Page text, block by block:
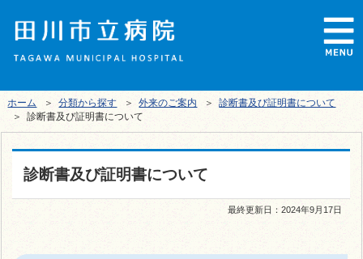
ホーム ＞分類から探す ＞外来のご案内 ＞診断書及び証明書について
＞ 診断書及び証明書について
診断書及び証明書について
最終更新日：2024年9月17日